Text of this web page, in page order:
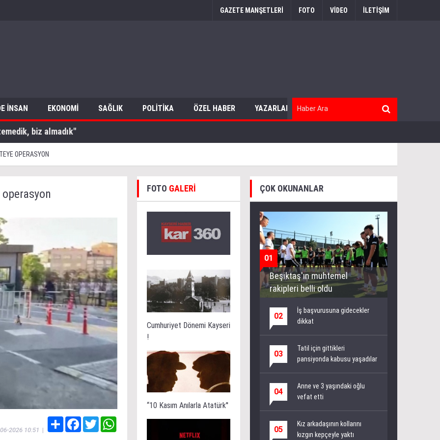
GAZETE MANŞETLERİ FOTO VİDEO İLETİŞİM
İNSAN EKONOMİ SAĞLIK POLİTİKA ÖZEL HABER YAZARLAR
biz almadık"
OPERASYON
2026 10:51 |
Share FacebookTwitterWhatsApp
FOTO GALERİ
Cumhuriyet Dönemi Kayseri
!
“10 Kasım Anılarla Atatürk''
ÇOK OKUNANLAR
01
Beşiktaş'ın muhtemel
rakipleri belli oldu
02
İş başvurusuna gidecekler
dikkat
03
Tatil için gittikleri
pansiyonda kabusu yaşadılar
04
Anne ve 3 yaşındaki oğlu
vefat etti
05
Kız arkadaşının kollarını
kızgın kepçeyle yaktı